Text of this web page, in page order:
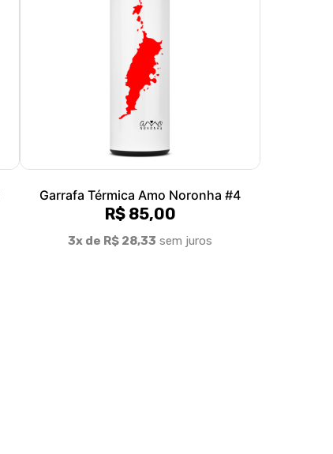
Garrafa Térmica Amo Noronha #4
R$ 85,00
3x de R$ 28,33 sem juros